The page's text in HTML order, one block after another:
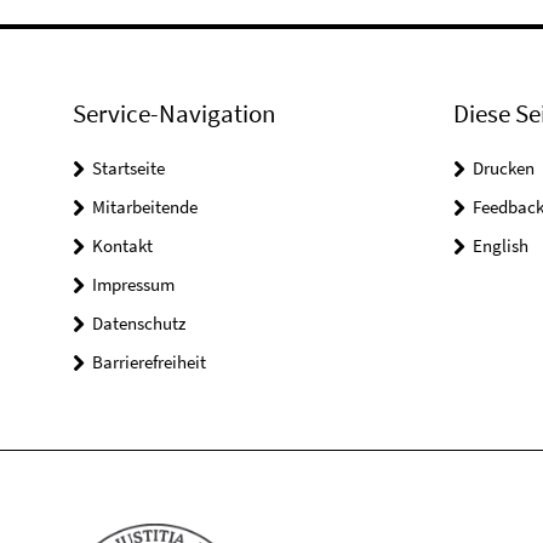
Service-Navigation
Startseite
Mitarbeitende
Kontakt
Impressum
Datenschutz
Barrierefreiheit
Diese
Drucken
Feedback
English